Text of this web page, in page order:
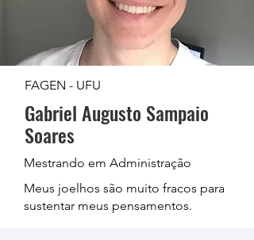
FAGEN - UFU
Gabriel Augusto Sampaio
Soares
Mestrando em Administração
Meus joelhos são muito fracos para
sustentar meus pensamentos.